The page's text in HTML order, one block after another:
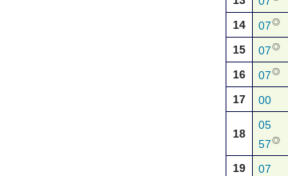
14
07◎
15
07◎
16
07◎
17
00
18
05
57◎
19 07